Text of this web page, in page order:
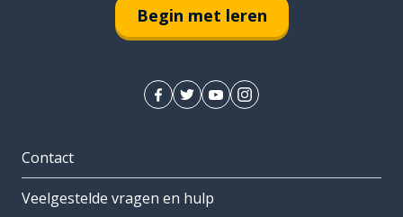
Begin met leren
Contact
Veelgestelde vragen en hulp